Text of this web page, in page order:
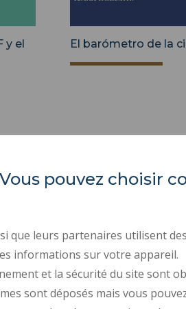
y el El barómetro de la
Universidad Politécnica de
Campus Mont Houy
. 59313 Valenciennes cedex 9
. Tel : 03 27 51 12 34
pouvez choisir
que leurs partenaires utilisent
informations sur votre appareil.
et la sécurité du site sont
sont déposés mais vous